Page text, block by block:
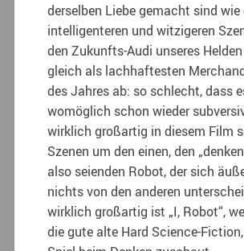
derselben Liebe gemacht sind wie
intelligenteren und witzigeren
den Zukunfts-Audi unseres
gleich als lachhaftesten
des Jahres ab: so schlecht, dass
womöglich schon wieder
wirklich großartig in diesem Film
Szenen um den einen, den
also seienden Robot, der sich
nichts von den anderen
wirklich großartig ist „I, Robot“,
die gute alte Hard Science-